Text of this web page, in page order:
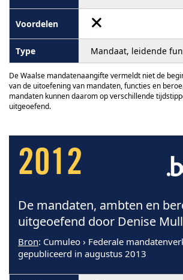
Mandaat, leidende
De Waalse mandatenaangifte vermeldt niet de
van de uitoefening van mandaten, functies en
mandaten kunnen daarom op verschillende
uitgeoefend.
2012
De mandaten, ambten en
uitgeoefend door Denise
Bron: Cumuleo › Federale
gepubliceerd in augustus 2013